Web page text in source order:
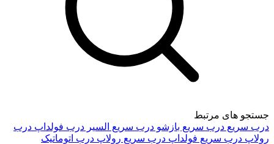
جستجو های مرتبط
درب سریعدرب سریع بازشودرب سریع السیر درب فولداپدرب
رولاپدرب سریع فولداپدرب سریع رولاپدرب اتوماتیک